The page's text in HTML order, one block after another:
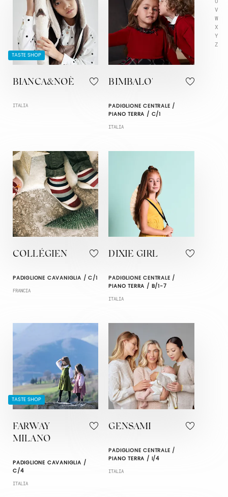
V
W
X
Y
Z
TASTE SHOP
BIANCA&NOÈ
ITALIA
BIMBALO'
PADIGLIONE CENTRALE /
PIANO TERRA / C/1
ITALIA
COLLÉGIEN
PADIGLIONE CAVANIGLIA / C/1
FRANCIA
DIXIE GIRL
PADIGLIONE CENTRALE /
PIANO TERRA / B/1-7
ITALIA
TASTE SHOP
FARWAY
MILANO
PADIGLIONE CAVANIGLIA /
C/4
ITALIA
GENSAMI
PADIGLIONE CENTRALE /
PIANO TERRA / I/4
ITALIA